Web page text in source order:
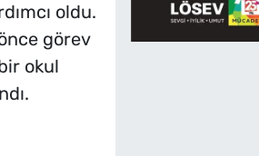
oldu.
görev
okul